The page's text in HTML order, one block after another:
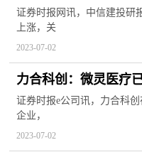
资源的公司 天天热消
证券时报网讯，中信建投研
上涨，关
2023-07-02
力合科创：微灵医疗
全链条自主技术-世界
证券时报e公司讯，力合科
企业，
2023-07-02